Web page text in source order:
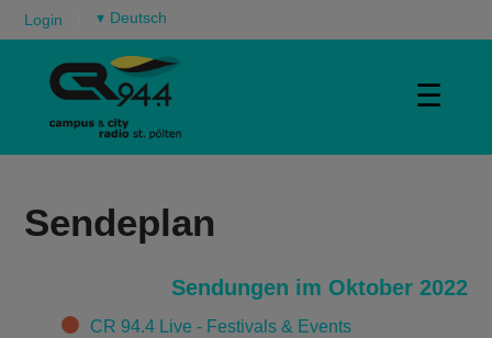
Login ▾
☰
Sendeplan
Sendungen im Oktober 2022
CategoriesCR 94.4 Live - Festivals & Events